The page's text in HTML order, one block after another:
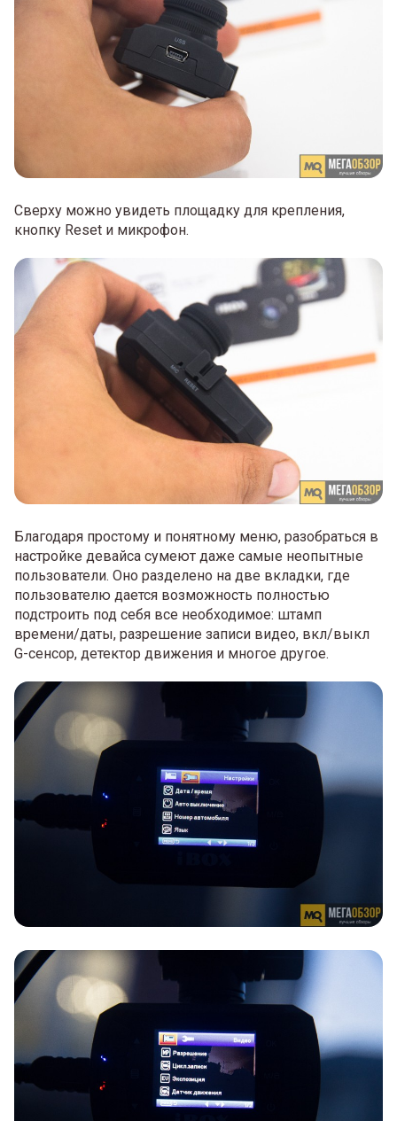
Сверху можно увидеть площадку для крепления,
кнопку Reset и микрофон.
Благодаря простому и понятному меню, разобраться в
настройке девайса сумеют даже самые неопытные
пользователи. Оно разделено на две вкладки, где
пользователю дается возможность полностью
подстроить под себя все необходимое: штамп
времени/даты, разрешение записи видео, вкл/выкл
G-сенсор, детектор движения и многое другое.